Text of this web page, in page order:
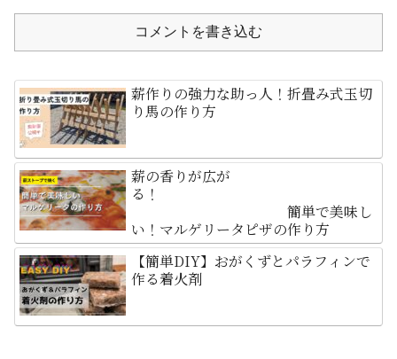
コメントを書き込む
薪作りの強力な助っ人！折畳み式玉切
り馬の作り方
薪の香りが広が
る！
簡単で美味し
い！マルゲリータピザの作り方
【簡単DIY】おがくずとパラフィンで
作る着火剤